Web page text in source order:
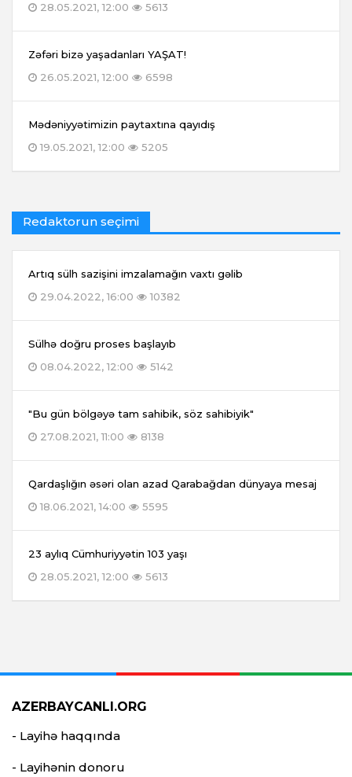
28.05.2021, 12:00
5613
Zəfəri bizə yaşadanları YAŞAT!
26.05.2021, 12:00
6598
Mədəniyyətimizin paytaxtına qayıdış
19.05.2021, 12:00
5205
Redaktorun seçimi
Artıq sülh sazişini imzalamağın vaxtı gəlib
29.04.2022, 16:00
10382
Sülhə doğru proses başlayıb
08.04.2022, 12:00
5142
"Bu gün bölgəyə tam sahibik, söz sahibiyik"
27.08.2021, 11:00
8138
Qardaşlığın əsəri olan azad Qarabağdan dünyaya mesaj
18.06.2021, 14:00
5595
23 aylıq Cümhuriyyətin 103 yaşı
28.05.2021, 12:00
5613
AZERBAYCANLI.ORG
- Layihə haqqında
- Layihənin donoru